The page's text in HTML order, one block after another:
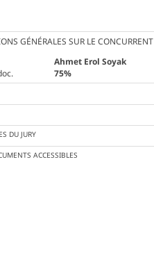
GÉNÉRALES SUR LE CONCURRENT
Ahmet Erol Soyak
75%
DU JURY
ACCESSIBLES